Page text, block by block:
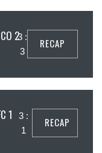
23 :
3
RECAP
1
3 :
1
RECAP